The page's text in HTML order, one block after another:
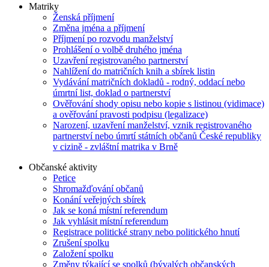
Matriky
Ženská příjmení
Změna jména a příjmení
Příjmení po rozvodu manželství
Prohlášení o volbě druhého jména
Uzavření registrovaného partnerství
Nahlížení do matričních knih a sbírek listin
Vydávání matričních dokladů - rodný, oddací nebo
úmrtní list, doklad o partnerství
Ověřování shody opisu nebo kopie s listinou (vidimace)
a ověřování pravosti podpisu (legalizace)
Narození, uzavření manželství, vznik registrovaného
partnerství nebo úmrtí státních občanů České republiky
v cizině - zvláštní matrika v Brně
Občanské aktivity
Petice
Shromažďování občanů
Konání veřejných sbírek
Jak se koná místní referendum
Jak vyhlásit místní referendum
Registrace politické strany nebo politického hnutí
Zrušení spolku
Založení spolku
Změny týkající se spolků (bývalých občanských